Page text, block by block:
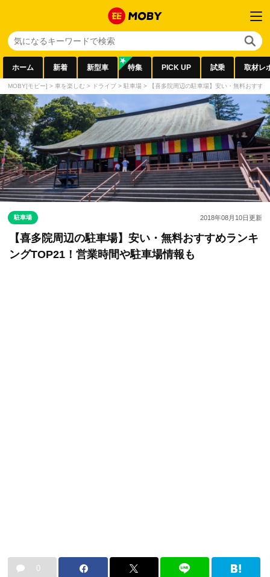
ホーム 新着 新型車 特集 PICK UP 試乗 取材レ
MOBY[モビー] > 車を楽しむ > ドライブ > 駐車場 > 【喜多院周辺の駐車場】安い・無料おすす
駐車場 2018年08月10日更新
【喜多院周辺の駐車場】安い・無料おすすめランキ
ングTOP21！営業時間や駐車場情報も
0